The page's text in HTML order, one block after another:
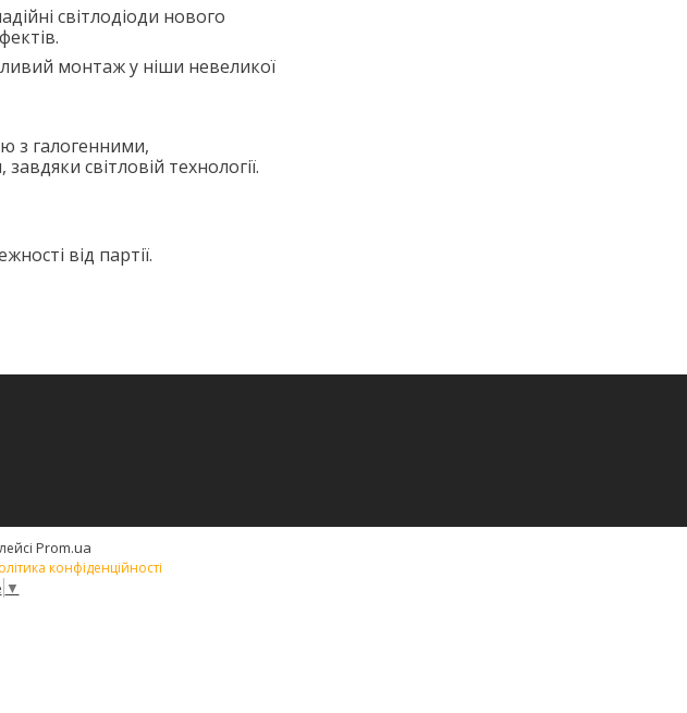
світлодіоди нового
монтаж у ніши невеликої
з галогенними,
світловій технології.
від партії.
Prom.ua
конфіденційності
▼